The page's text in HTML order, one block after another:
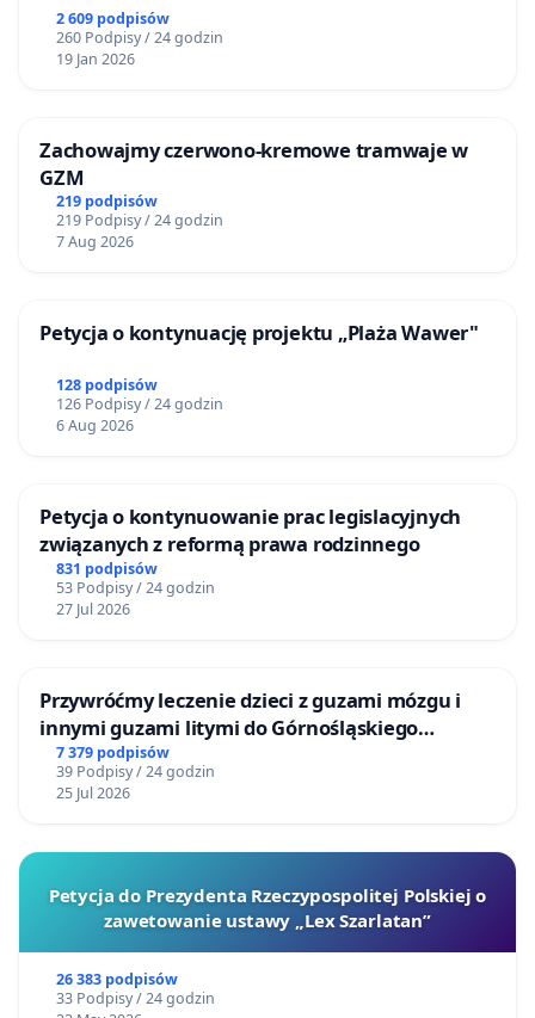
2 609 podpisów
260 Podpisy / 24 godzin
19 Jan 2026
Zachowajmy czerwono-kremowe tramwaje w
GZM
219 podpisów
219 Podpisy / 24 godzin
7 Aug 2026
Petycja o kontynuację projektu „Plaża Wawer"
128 podpisów
126 Podpisy / 24 godzin
6 Aug 2026
Petycja o kontynuowanie prac legislacyjnych
związanych z reformą prawa rodzinnego
831 podpisów
53 Podpisy / 24 godzin
27 Jul 2026
Przywróćmy leczenie dzieci z guzami mózgu i
innymi guzami litymi do Górnośląskiego
Centrum Zdrowia Dziecka w Katowicach
7 379 podpisów
39 Podpisy / 24 godzin
25 Jul 2026
Petycja do Prezydenta Rzeczypospolitej Polskiej o
zawetowanie ustawy „Lex Szarlatan”
26 383 podpisów
33 Podpisy / 24 godzin